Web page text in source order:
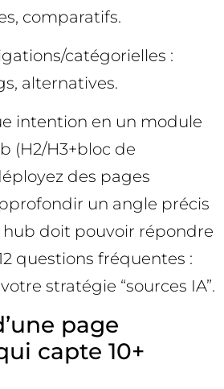
comparatifs.
catégorielles :
alternatives.
intention en un module
(H2/H3+bloc de
des pages
un angle précis
hub doit pouvoir répondre
questions fréquentes :
stratégie “sources IA”.
page
capte 10+